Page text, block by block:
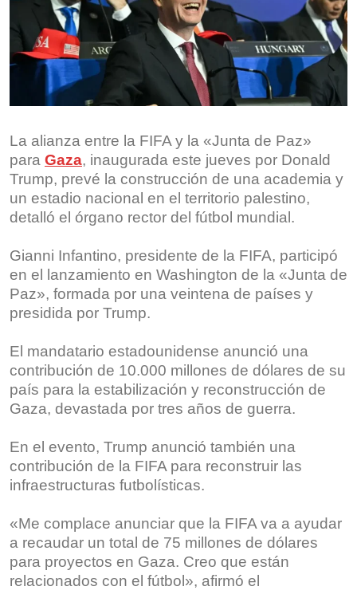
La alianza entre la FIFA y la «Junta de Paz»
para Gaza, inaugurada este jueves por Donald
Trump, prevé la construcción de una academia y
un estadio nacional en el territorio palestino,
detalló el órgano rector del fútbol mundial.
Gianni Infantino, presidente de la FIFA, participó
en el lanzamiento en Washington de la «Junta de
Paz», formada por una veintena de países y
presidida por Trump.
El mandatario estadounidense anunció una
contribución de 10.000 millones de dólares de su
país para la estabilización y reconstrucción de
Gaza, devastada por tres años de guerra.
En el evento, Trump anunció también una
contribución de la FIFA para reconstruir las
infraestructuras futbolísticas.
«Me complace anunciar que la FIFA va a ayudar
a recaudar un total de 75 millones de dólares
para proyectos en Gaza. Creo que están
relacionados con el fútbol», afirmó el